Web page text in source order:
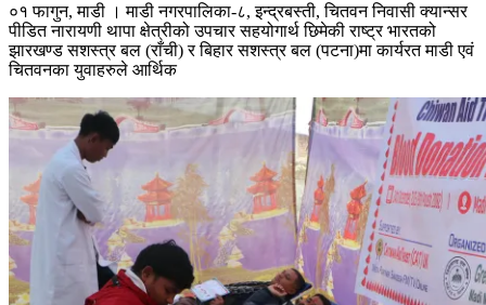
०१ फागुन, माडी । माडी नगरपालिका-८, इन्द्रबस्ती, चितवन निवासी क्यान्सर
पीडित नारायणी थापा क्षेत्रीको उपचार सहयोगार्थ छिमेकी राष्ट्र भारतको
झारखण्ड सशस्त्र बल (राँची) र बिहार सशस्त्र बल (पटना)मा कार्यरत माडी एवं
चितवनका युवाहरुले आर्थिक